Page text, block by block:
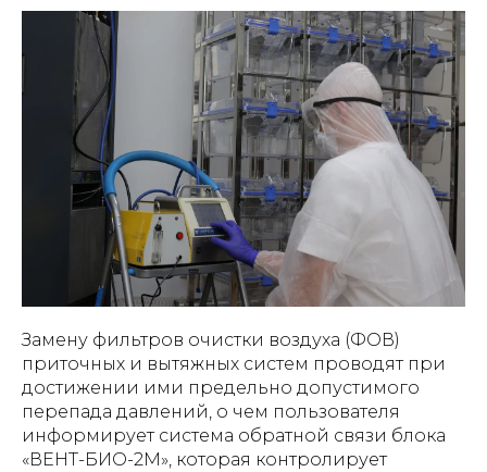
Замену фильтров очистки воздуха (ФОВ)
приточных и вытяжных систем проводят при
достижении ими предельно допустимого
перепада давлений, о чем пользователя
информирует система обратной связи блока
«ВЕНТ-БИО-2М», которая контролирует